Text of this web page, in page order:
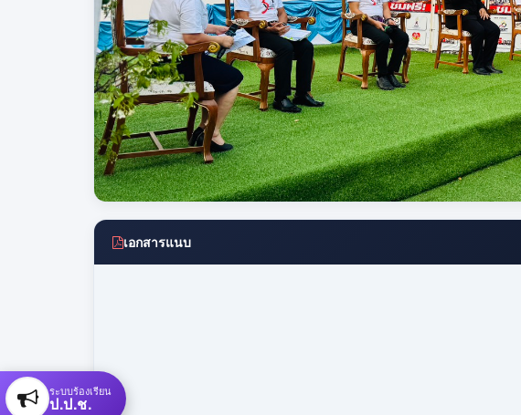
เอกสารแนบ
ระบบร้องเรียน
ป.ป.ช.